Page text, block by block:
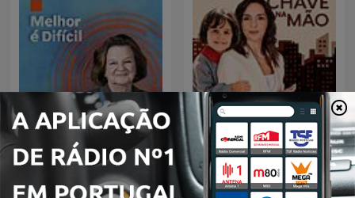
Melhor é Difícil Chave na mão